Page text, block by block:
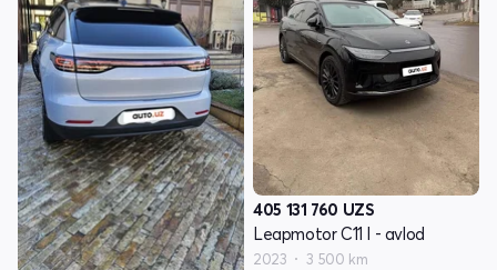
405 131 760 UZS
Leapmotor C11 I - avlod
2023 3 500 km